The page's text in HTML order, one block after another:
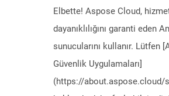
Elbette! Aspose Cloud,
dayanıklılığını garanti eden
sunucularını kullanır. Lütfen
Güvenlik Uygulamaları]
(https://about.aspose.cloud/